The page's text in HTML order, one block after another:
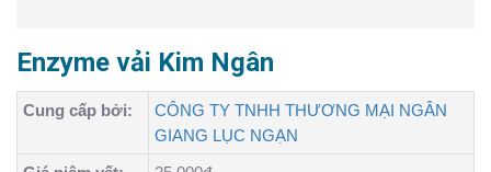
Enzyme vải Kim Ngân
Cung cấp bởi:
CÔNG TY TNHH THƯƠNG MẠI NGÂN
GIANG LỤC NGẠN